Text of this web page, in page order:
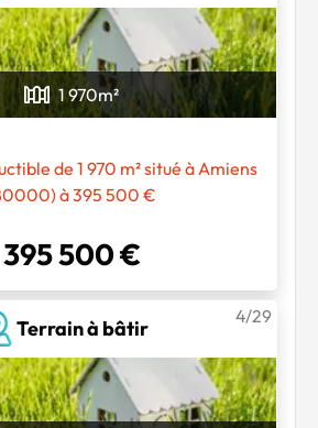
1 970m²
de 1 970 m² situé à Amiens
à 395 500 €
395 500 €
Terrain à bâtir
4/29